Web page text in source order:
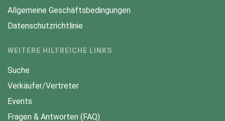
Allgemeine Geschäftsbedingungen
Datenschutzrichtlinie
WEITERE HILFREICHE LINKS
Suche
Verkäufer/Vertreter
Events
Fragen & Antworten (FAQ)